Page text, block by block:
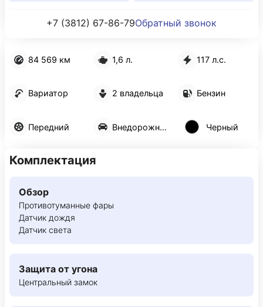
84 569 км 1,6 л. 117 л.с.
Вариатор 2 владельца Бензин
Передний Внедорожник 5 дв. Черный
+7 (3812) 67-86-79Обратный звонок
Комплектация
Обзор
Противотуманные фары
Датчик дождя
Датчик света
Защита от угона
Центральный замок